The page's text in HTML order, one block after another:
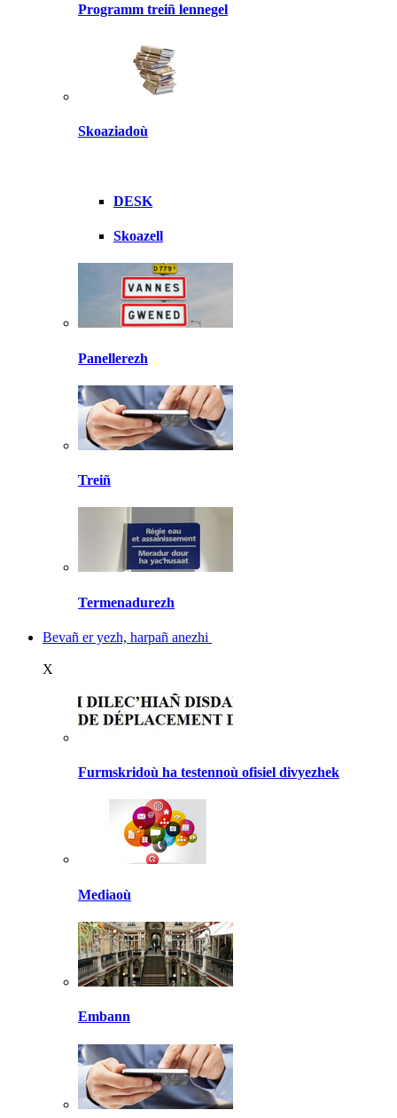
Programm treiñ lennegel
Skoaziadoù
DESK
Skoazell
Panellerezh
Treiñ
Termenadurezh
Bevañ er yezh, harpañ anezhi
X
Furmskridoù ha testennoù ofisiel divyezhek
Mediaoù
Embann